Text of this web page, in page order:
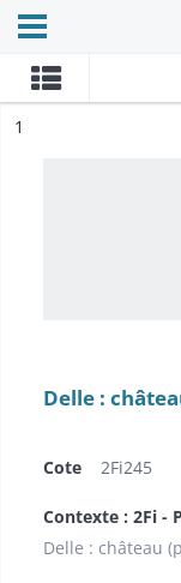
Ouvrir le menu
n°
1
Delle :
Cote 2Fi245
Contexte : 2Fi -
Delle : château